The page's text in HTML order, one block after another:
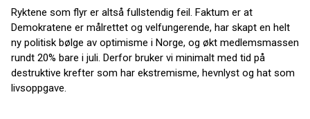
Ryktene som flyr er altså fullstendig feil. Faktum er at
Demokratene er målrettet og velfungerende, har skapt en helt
ny politisk bølge av optimisme i Norge, og økt medlemsmassen
rundt 20% bare i juli. Derfor bruker vi minimalt med tid på
destruktive krefter som har ekstremisme, hevnlyst og hat som
livsoppgave.